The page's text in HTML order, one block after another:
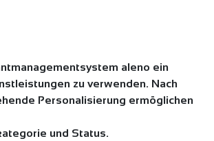
aleno ein
zu verwenden. Nach
Personalisierung ermöglichen
und Status.